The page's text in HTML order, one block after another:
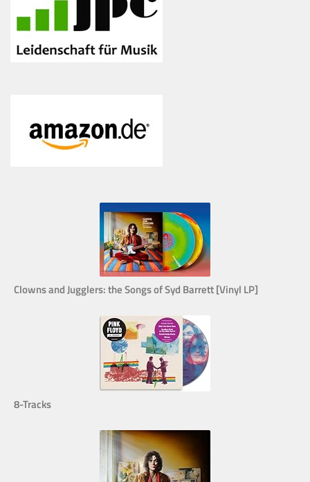
Clowns and Jugglers: the Songs of Syd Barrett [Vinyl LP]
8-Tracks